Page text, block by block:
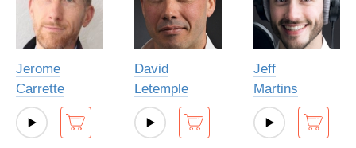
Jerome
Carrette
David
Letemple
Jeff
Martins